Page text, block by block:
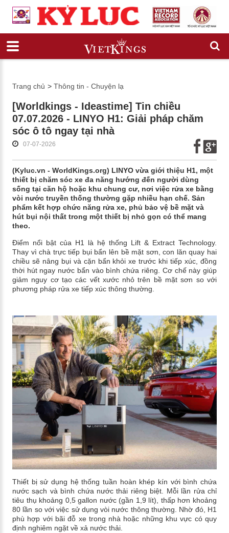
Trang chủ > Thông tin - Chuyện lạ
[Worldkings - Ideastime] Tin chiều
07.07.2026 - LINYO H1: Giải pháp chăm
sóc ô tô ngay tại nhà
07-07-2026
(Kyluc.vn - WorldKings.org) LINYO vừa giới thiệu H1, một
thiết bị chăm sóc xe đa năng hướng đến người dùng
sống tại căn hộ hoặc khu chung cư, nơi việc rửa xe bằng
vòi nước truyền thống thường gặp nhiều hạn chế. Sản
phẩm kết hợp chức năng rửa xe, phủ bảo vệ bề mặt và
hút bụi nội thất trong một thiết bị nhỏ gọn có thể mang
theo.
Điểm nổi bật của H1 là hệ thống Lift & Extract Technology.
Thay vì chà trực tiếp bụi bẩn lên bề mặt sơn, con lăn quay hai
chiều sẽ nâng bụi và cặn bẩn khỏi xe trước khi tiếp xúc, đồng
thời hút ngay nước bẩn vào bình chứa riêng. Cơ chế này giúp
giảm nguy cơ tạo các vết xước nhỏ trên bề mặt sơn so với
phương pháp rửa xe tiếp xúc thông thường.
Thiết bị sử dụng hệ thống tuần hoàn khép kín với bình chứa
nước sạch và bình chứa nước thải riêng biệt. Mỗi lần rửa chỉ
tiêu thụ khoảng 0,5 gallon nước (gần 1,9 lít), thấp hơn khoảng
80 lần so với việc sử dụng vòi nước thông thường. Nhờ đó, H1
phù hợp với bãi đỗ xe trong nhà hoặc những khu vực có quy
định nghiêm ngặt về xả nước thải.